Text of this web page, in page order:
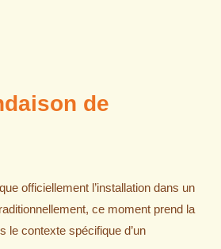
de
officiellement l’installation dans un
ce moment prend la
le contexte spécifique d’un